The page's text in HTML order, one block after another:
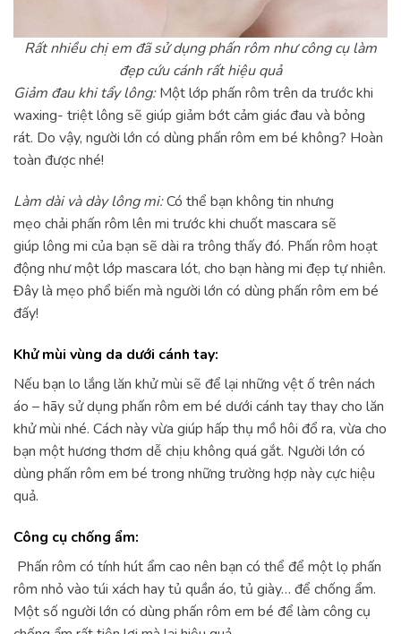
Rất nhiều chị em đã sử dụng phấn rôm như công cụ làm
đẹp cứu cánh rất hiệu quả
Giảm đau khi tẩy lông:Một lớp phấn rôm trên da trước khi
waxing- triệt lông sẽ giúp giảm bớt cảm giác đau và bỏng
rát. Do vậy, người lớn có dùng phấn rôm em bé không? Hoàn
toàn được nhé!
Làm dài và dày lông mi:Có thể bạn không tin nhưng
mẹo chải phấn rôm lên mi trước khi chuốt mascara sẽ
giúp lông mi của bạn sẽ dài ra trông thấy đó. Phấn rôm hoạt
động như một lớp mascara lót, cho bạn hàng mi đẹp tự nhiên.
Đây là mẹo phổ biến mà người lớn có dùng phấn rôm em bé
đấy!
Khử mùi vùng da dưới cánh tay:
Nếu bạn lo lắng lăn khử mùi sẽ để lại những vệt ố trên nách
áo – hãy sử dụng phấn rôm em bé dưới cánh tay thay cho lăn
khử mùi nhé. Cách này vừa giúp hấp thụ mồ hôi đổ ra, vừa cho
bạn một hương thơm dễ chịu không quá gắt. Người lớn có
dùng phấn rôm em bé trong những trường hợp này cực hiệu
quả.
Công cụ chống ẩm:
Phấn rôm có tính hút ẩm cao nên bạn có thể để một lọ phấn
rôm nhỏ vào túi xách hay tủ quần áo, tủ giày… để chống ẩm.
Một số người lớn có dùng phấn rôm em bé để làm công cụ